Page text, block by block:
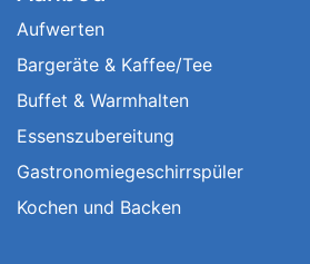
Aufwerten
Bargeräte & Kaffee/Tee
Buffet & Warmhalten
Essenszubereitung
Gastronomiegeschirrspüler
Kochen und Backen